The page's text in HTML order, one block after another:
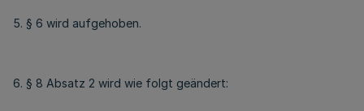
5. § 6 wird aufgehoben.
6. § 8 Absatz 2 wird wie folgt geändert: